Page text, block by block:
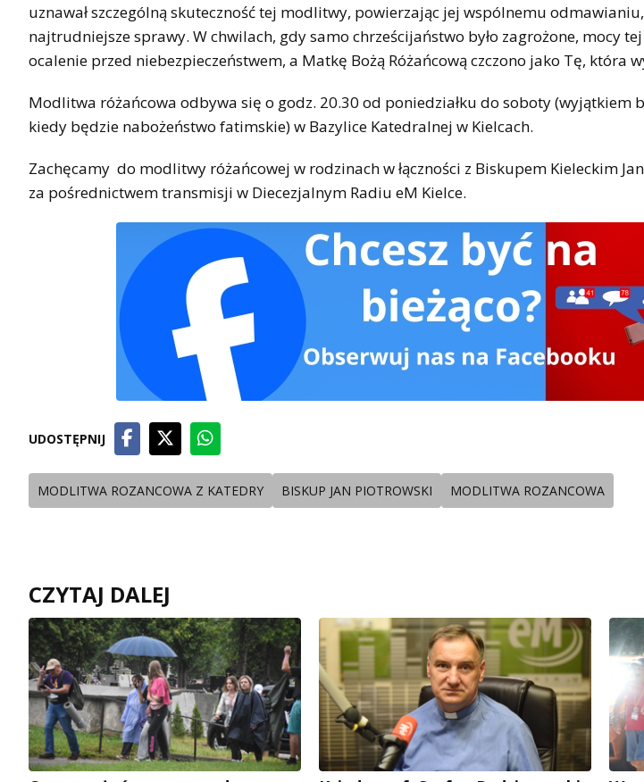
uznawał szczególną skuteczność tej modlitwy, powierzając jej wspólnemu
najtrudniejsze sprawy. W chwilach, gdy samo chrześcijaństwo było zagrożone, mocy
ocalenie przed niebezpieczeństwem, a Matkę Bożą Różańcową czczono jako Tę, która
Modlitwa różańcowa odbywa się o godz. 20.30 od poniedziałku do soboty (wyjątkiem
kiedy będzie nabożeństwo fatimskie) w Bazylice Katedralnej w Kielcach.
Zachęcamy do modlitwy różańcowej w rodzinach w łączności z Biskupem Kieleckim
za pośrednictwem transmisji w Diecezjalnym Radiu eM Kielce.
UDOSTĘPNIJ
MODLITWA ROZANCOWA Z KATEDRY BISKUP JAN PIOTROWSKI MODLITWA ROZANCOWA
CZYTAJ DALEJ